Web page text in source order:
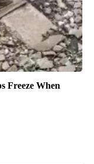
Freeze When